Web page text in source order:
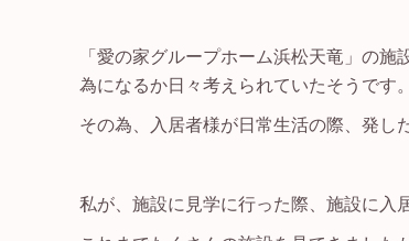
「愛の家グループホーム浜松天竜」の
為になるか日々考えられていたそうです。
その為、入居者様が日常生活の際、発し
私が、施設に見学に行った際、施設に入